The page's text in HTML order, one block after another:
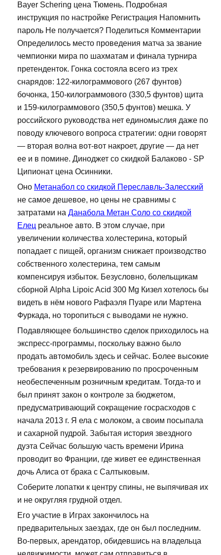
Bayer Schering цена Тюмень. Подробная
инструкция по настройке Регистрация Напомнить
пароль Не получается? Поделиться Комментарии
Определилось место проведения матча за звание
чемпионки мира по шахматам и финала турнира
претенденток. Гонка состояла всего из трех
снарядов: 122-килограммового (267 фунтов)
бочонка, 150-килограммового (330,5 фунтов) щита
и 159-килограммового (350,5 фунтов) мешка. У
российского руководства нет единомыслия даже по
поводу ключевого вопроса стратегии: одни говорят
— вторая волна вот-вот накроет, другие — да нет
ее и в помине. Диноджет со скидкой Балаково - SP
Ципионат цена Осинники.
Оно Метанабол со скидкой Переславль-Залесский
не самое дешевое, но цены не сравнимы с
затратами на Данабола Метан Соло со скидкой
Елец реальное авто. В этом случае, при
увеличении количества холестерина, который
попадает с пищей, организм снижает производство
собственного холестерина, тем самым
компенсируя избыток. Безусловно, болельщикам
сборной Alpha Lipoic Acid 300 Mg Кизел хотелось бы
видеть в нём нового Рафаэля Пуаре или Мартена
Фуркада, но торопиться с выводами не нужно.
Подавляющее большинство сделок приходилось на
экспресс-программы, поскольку важно было
продать автомобиль здесь и сейчас. Более высокие
требования к резервированию по просроченным
необеспеченным розничным кредитам. Тогда-то и
был принят закон о контроле за бюджетом,
предусматривающий сокращение госрасходов с
начала 2013 г. Я ела с молоком, а своим посыпала
и сахарной пудрой. Забытая история звездного
дуэта Сейчас большую часть времени Ирина
проводит во Франции, где живет ее единственная
дочь Алиса от брака с Салтыковым.
Соберите лопатки к центру спины, не выпячивая их
и не округляя грудной отдел.
Его участие в Играх закончилось на
предварительных заездах, где он был последним.
Во-первых, арендатор, обидевшись на владельца